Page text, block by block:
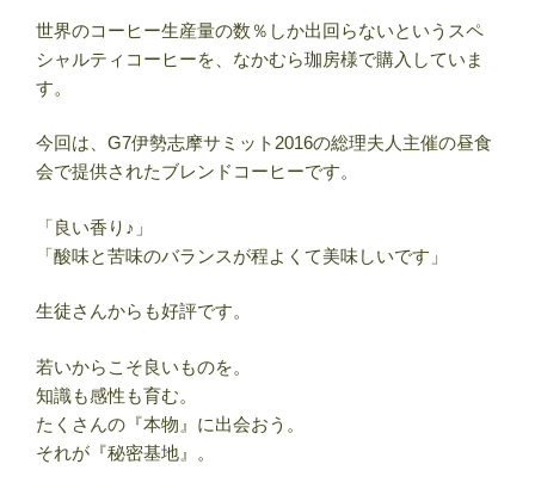
世界のコーヒー生産量の数％しか出回らないというスペ
シャルティコーヒーを、なかむら珈房様で購入していま
す。
今回は、G7伊勢志摩サミット2016の総理夫人主催の昼食
会で提供されたブレンドコーヒーです。
「良い香り♪」
「酸味と苦味のバランスが程よくて美味しいです」
生徒さんからも好評です。
若いからこそ良いものを。
知識も感性も育む。
たくさんの『本物』に出会おう。
それが『秘密基地』。